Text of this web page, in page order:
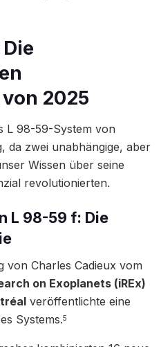
2025
L 98-59-System von
da zwei unabhängige, aber
Wissen über seine
revolutionierten.
L 98-59 f: Die
von Charles Cadieux vom
on Exoplanets (iREx)
veröffentlichte eine
Systems.5